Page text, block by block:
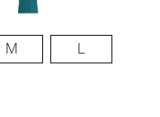
M L